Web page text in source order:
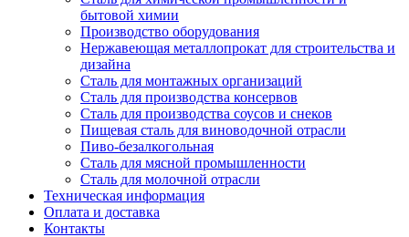
бытовой химии
Производство оборудования
Нержавеющая металлопрокат для строительства и
дизайна
Сталь для монтажных организаций
Сталь для производства консервов
Сталь для производства соусов и снеков
Пищевая сталь для виноводочной отрасли
Пиво-безалкогольная
Сталь для мясной промышленности
Сталь для молочной отрасли
Техническая информация
Оплата и доставка
Контакты